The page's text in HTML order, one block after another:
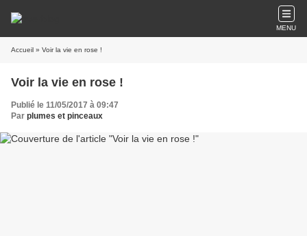
MENU
Accueil » Voir la vie en rose !
Voir la vie en rose !
Publié le 11/05/2017 à 09:47
Par plumes et pinceaux